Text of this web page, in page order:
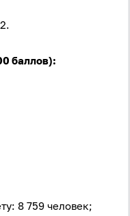
баллов):
8 759 человек;